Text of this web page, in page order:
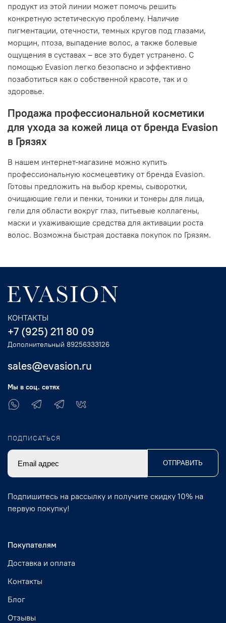
продукт из этой линии может помочь решить
конкретную эстетическую проблему. Наличие
пигментации, отечности, темных кругов под глазами,
морщин, птоза, выпадение волос, а также болевые
ощущения в суставах – все это будет устранено. С
помощью Evasion легко безопасно и эффективно
позаботиться как о собственной красоте, так и о
здоровье.
Продажа профессиональной косметики
для ухода за кожей лица от бренда Evasion
в Грязях
В нашем интернет-магазине можно купить
профессиональную космецевтику от бренда Evasion.
Готовы предложить на выбор кремы, сыворотки,
очищающие гели и пенки, тоники и тонеры для лица,
гели для области вокруг глаз, питьевые коллагены,
маски и ухаживающие средства для активации роста
волос. Возможна быстрая доставка покупок по Грязям.
Покупателям
Доставка и оплата
Контакты
Блог
Отзывы
КОНТАКТЫ
+7 (925) 211 80 09
Дополнительный 89256333126
sales@evasion.ru
Мы в соц. сетях
ПОДПИСАТЬСЯ
ОТПРАВИТЬ
Подпишитесь на рассылку и получите скидку 10% на
первую покупку!